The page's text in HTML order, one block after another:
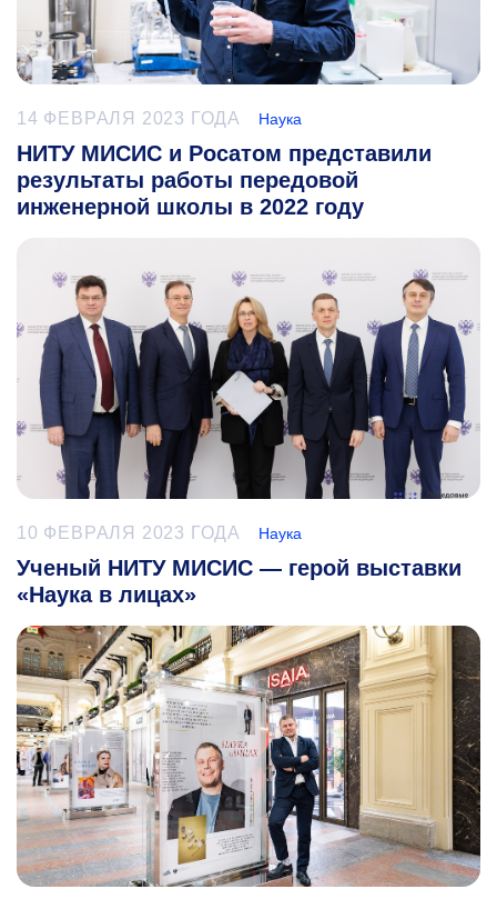
14 ФЕВРАЛЯ 2023 ГОДА Наука
НИТУ МИСИС и Росатом представили
результаты работы передовой
инженерной школы в 2022 году
10 ФЕВРАЛЯ 2023 ГОДА Наука
Ученый НИТУ МИСИС — герой выставки
«Наука в лицах»